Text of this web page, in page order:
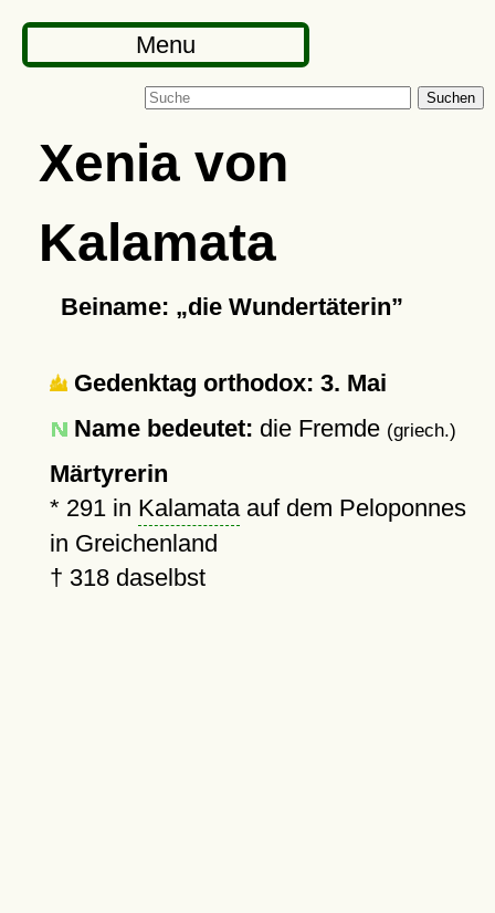
Menu
Suchen
Xenia von
Kalamata
Beiname: die Wundertäterin
Gedenktag orthodox: 3. Mai
Name bedeutet: die Fremde (griech.)
Märtyrerin
* 291in Kalamataauf dem Peloponnes
in Greichenland
† 318daselbst